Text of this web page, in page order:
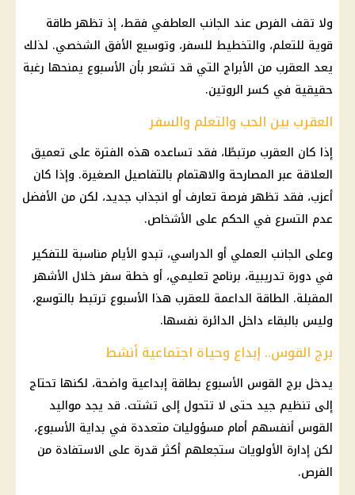
ولا تقف الفرص عند الجانب العاطفي فقط، إذ تظهر طاقة
قوية للتعلم، والتخطيط للسفر، وتوسيع الأفق الشخصي. لذلك
يعد العقرب من الأبراج التي قد تشعر بأن الأسبوع يمنحها رغبة
حقيقية في كسر الروتين.
العقرب بين الحب والتعلم والسفر
إذا كان العقرب مرتبطًا، فقد تساعده هذه الفترة على تعميق
العلاقة عبر المصارحة والاهتمام بالتفاصيل الصغيرة. وإذا كان
أعزب، فقد تظهر فرصة تعارف أو انجذاب جديد، لكن من الأفضل
عدم التسرع في الحكم على الأشخاص.
وعلى الجانب العملي أو الدراسي، تبدو الأيام مناسبة للتفكير
في دورة تدريبية، برنامج تعليمي، أو خطة سفر خلال الأشهر
المقبلة. الطاقة الداعمة للعقرب هذا الأسبوع ترتبط بالتوسع،
وليس بالبقاء داخل الدائرة نفسها.
برج القوس.. إبداع وحياة اجتماعية أنشط
يدخل برج القوس الأسبوع بطاقة إبداعية واضحة، لكنها تحتاج
إلى تنظيم جيد حتى لا تتحول إلى تشتت. قد يجد مواليد
القوس أنفسهم أمام مسؤوليات متعددة في بداية الأسبوع،
لكن إدارة الأولويات ستجعلهم أكثر قدرة على الاستفادة من
الفرص.